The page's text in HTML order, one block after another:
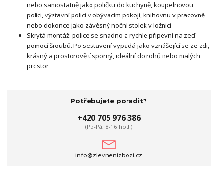
nebo samostatně jako poličku do kuchyně, koupelnovou
polici, výstavní polici v obývacím pokoji, knihovnu v pracovně
nebo dokonce jako závěsný noční stolek v ložnici
Skrytá montáž: police se snadno a rychle připevní na zeď
pomocí šroubů. Po sestavení vypadá jako vznášející se ze zdi,
krásný a prostorově úsporný, ideální do rohů nebo malých
prostor
Potřebujete poradit?
+420 705 976 386
(Po-Pá, 8-16 hod.)
info@zlevnenizbozi.cz